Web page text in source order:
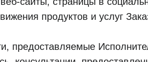
продуктов и услуг
предоставляемые